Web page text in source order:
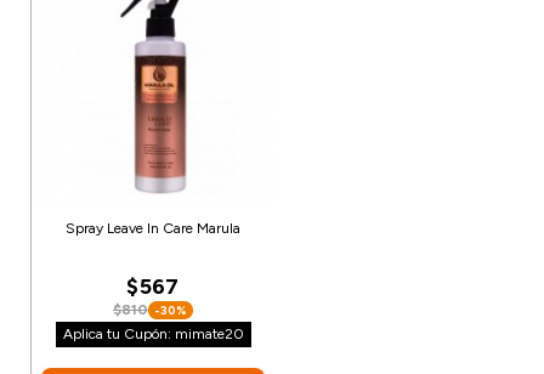
Spray Leave In Care Marula
$567
$810 -30%
Aplica tu Cupón: mimate20